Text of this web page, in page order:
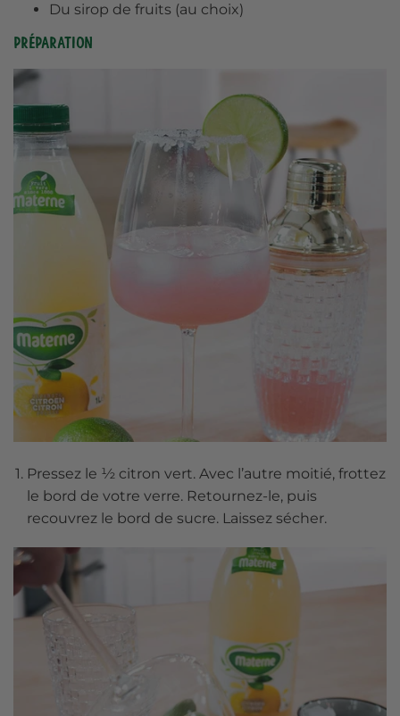
Du sirop de fruits (au choix)
Préparation
Pressez le ½ citron vert. Avec l’autre moitié, frottez
le bord de votre verre. Retournez-le, puis
recouvrez le bord de sucre. Laissez sécher.